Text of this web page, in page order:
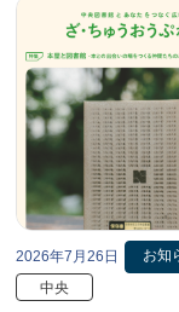
2026年7月26日
お知
中央